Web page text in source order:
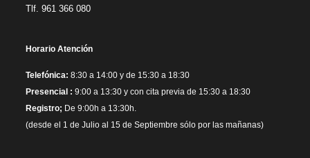
Tlf. 961 366 080
Horario Atención
Telefónica: 8:30 a 14:00 y de 15:30 a 18:30
Presencial : 9:00 a 13:30 y con cita previa de 15:30 a 18:30
Registro; De 9:00h a 13:30h.
(desde el 1 de Julio al 15 de Septiembre sólo por las mañanas)